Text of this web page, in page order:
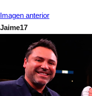
Imagen anterior
Jaime17